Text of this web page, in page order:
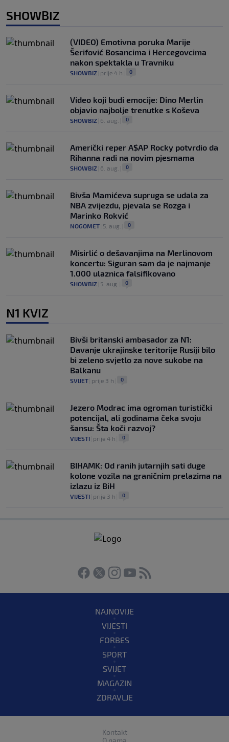
SHOWBIZ
(VIDEO) Emotivna poruka Marije
Šerifović Bosancima i Hercegovcima
nakon spektakla u Travniku
SHOWBIZ prije 4 h 0
Video koji budi emocije: Dino Merlin
objavio najbolje trenutke s Koševa
SHOWBIZ 6. aug. 0
Američki reper A$AP Rocky potvrdio da
Rihanna radi na novim pjesmama
SHOWBIZ 6. aug. 0
Bivša Mamićeva supruga se udala za
NBA zvijezdu, pjevala se Rozga i
Marinko Rokvić
NOGOMET 5. aug. 0
Misirlić o dešavanjima na Merlinovom
koncertu: Siguran sam da je najmanje
1.000 ulaznica falsifikovano
SHOWBIZ 5. aug. 0
N1 KVIZ
Bivši britanski ambasador za N1:
Davanje ukrajinske teritorije Rusiji bilo
bi zeleno svjetlo za nove sukobe na
Balkanu
SVIJET prije 3 h 0
Jezero Modrac ima ogroman turistički
potencijal, ali godinama čeka svoju
šansu: Šta koči razvoj?
VIJESTI prije 4 h 0
BIHAMK: Od ranih jutarnjih sati duge
kolone vozila na graničnim prelazima na
izlazu iz BiH
VIJESTI prije 3 h 0
NAJNOVIJE
VIJESTI
FORBES
SPORT
SVIJET
MAGAZIN
ZDRAVLJE
Kontakt